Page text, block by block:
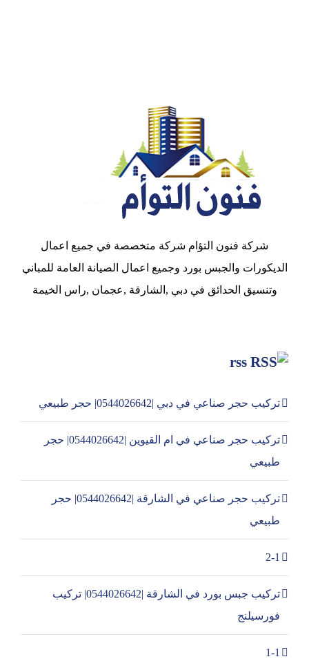
شركة فنون التؤام شركة متخصصة في جميع اعمال
الديكورات والجبس بورد وجميع اعمال الصيانة العامة للمباني
وتنسيق الحدائق في دبي ,الشارقة ,عجمان ,راس الخيمة
rss
تركيب حجر صناعي في دبي |0544026642| حجر طبيعي
تركيب حجر صناعي في ام القيوين |0544026642| حجر
طبيعي
تركيب حجر صناعي في الشارقة |0544026642| حجر
طبيعي
2-1
تركيب جبس بورد في الشارقة |0544026642| تركيب
فورسيلنج
1-1